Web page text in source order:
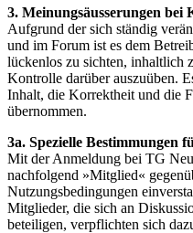
3. Meinungsäusserungen
Aufgrund der sich ständig
und im Forum ist es dem
lückenlos zu sichten, inhaltlich
Kontrolle darüber auszuüben.
Inhalt, die Korrektheit und die
übernommen.
3a. Spezielle Bestimmungen
Mit der Anmeldung bei TG
nachfolgend »Mitglied«
Nutzungsbedingungen
Mitglieder, die sich an
beteiligen, verpflichten sich